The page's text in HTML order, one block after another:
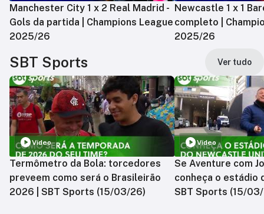
Manchester City 1 x 2 Real Madrid -
Gols da partida | Champions League
2025/26
Newcastle 1 x 1
completo |
2025/26
SBT Sports Ver tudo
Vídeo
Termômetro da Bola: torcedores
preveem como será o Brasileirão
2026 | SBT Sports (15/03/26)
Vídeo
Se Aventure com
conheça o estádio
SBT Sports (15/